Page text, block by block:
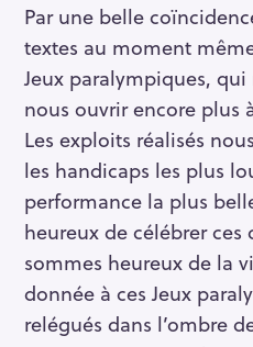
Par une belle
textes au moment
Jeux paralympiques,
nous ouvrir encore plus
Les exploits réalisés
les handicaps les plus
performance la plus
heureux de célébrer
sommes heureux de la
donnée à ces Jeux
relégués dans l’ombre